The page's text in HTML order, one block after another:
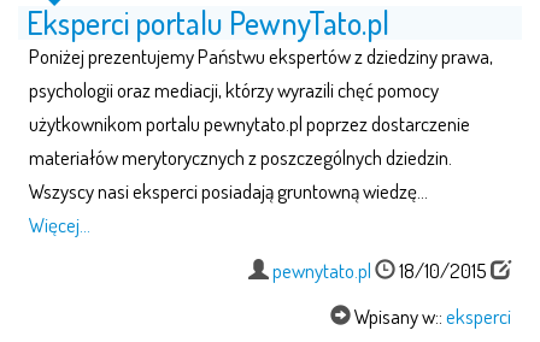
Eksperci portalu PewnyTato.pl
Poniżej prezentujemy Państwu ekspertów z dziedziny prawa,
psychologii oraz mediacji, którzy wyrazili chęć pomocy
użytkownikom portalu pewnytato.pl poprzez dostarczenie
materiałów merytorycznych z poszczególnych dziedzin.
Wszyscy nasi eksperci posiadają gruntowną wiedzę…
Więcej…
pewnytato.pl
18/10/2015
Wpisany w::eksperci